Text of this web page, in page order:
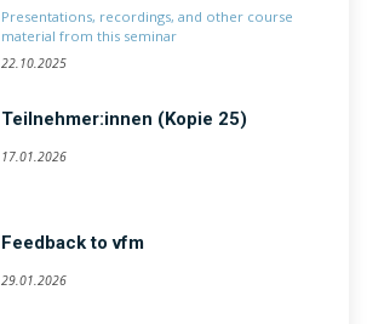
Presentations, recordings, and other course
material from this seminar
22.10.2025
Teilnehmer:innen (Kopie 25)
17.01.2026
Feedback to vfm
29.01.2026